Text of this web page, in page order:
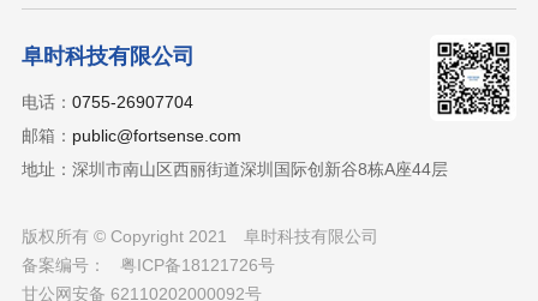
阜时科技有限公司
电话： 0755-26907704
邮箱： public@fortsense.com
地址：深圳市南山区西丽街道深圳国际创新谷8栋A座44层
版权所有 © Copyright 2021
阜时科技有限公司
备案编号：
粤ICP备18121726号
甘公网安备 62110202000092号